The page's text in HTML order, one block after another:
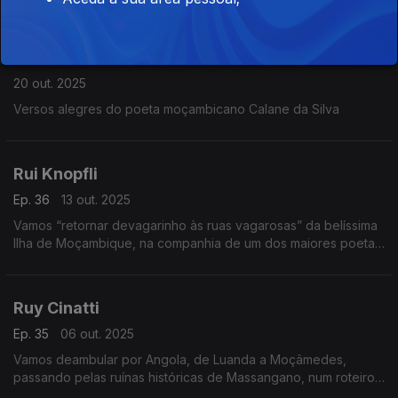
20 out. 2025
Versos alegres do poeta moçambicano Calane da Silva
Rui Knopfli
Ep. 36
13 out. 2025
Vamos “retornar devagarinho às ruas vagarosas” da belíssima
Ilha de Moçambique, na companhia de um dos maiores poetas
Ruy Cinatti
Ep. 35
06 out. 2025
Vamos deambular por Angola, de Luanda a Moçâmedes,
passando pelas ruínas históricas de Massangano, num roteiro